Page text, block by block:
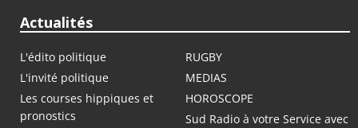
Actualités
L'édito politique
RUGBY
L'invité politique
MEDIAS
Les courses hippiques et
pronostics
HOROSCOPE
Sud Radio à votre Service avec